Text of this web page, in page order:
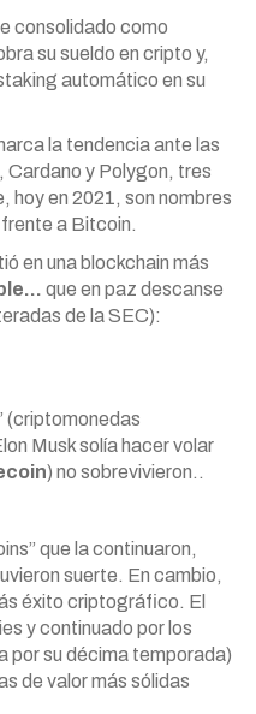
consolidado como
su sueldo en cripto y,
automático en su
la tendencia ante las
Cardano y Polygon, tres
hoy en 2021, son nombres
a Bitcoin.
en una blockchain más
que en paz descanse
de la SEC):
(criptomonedas
Musk solía hacer volar
) no sobrevivieron..
que la continuaron,
suerte. En cambio,
éxito criptográfico. El
y continuado por los
por su décima temporada)
de valor más sólidas